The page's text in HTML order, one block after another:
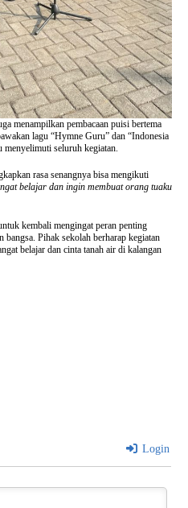
menampilkan pembacaan puisi bertema
lagu “Hymne Guru” dan “Indonesia
menyelimuti seluruh kegiatan.
rasa senangnya bisa mengikuti
belajar dan ingin membuat orang tuaku
kembali mengingat peran penting
bangsa. Pihak sekolah berharap kegiatan
belajar dan cinta tanah air di kalangan
Login